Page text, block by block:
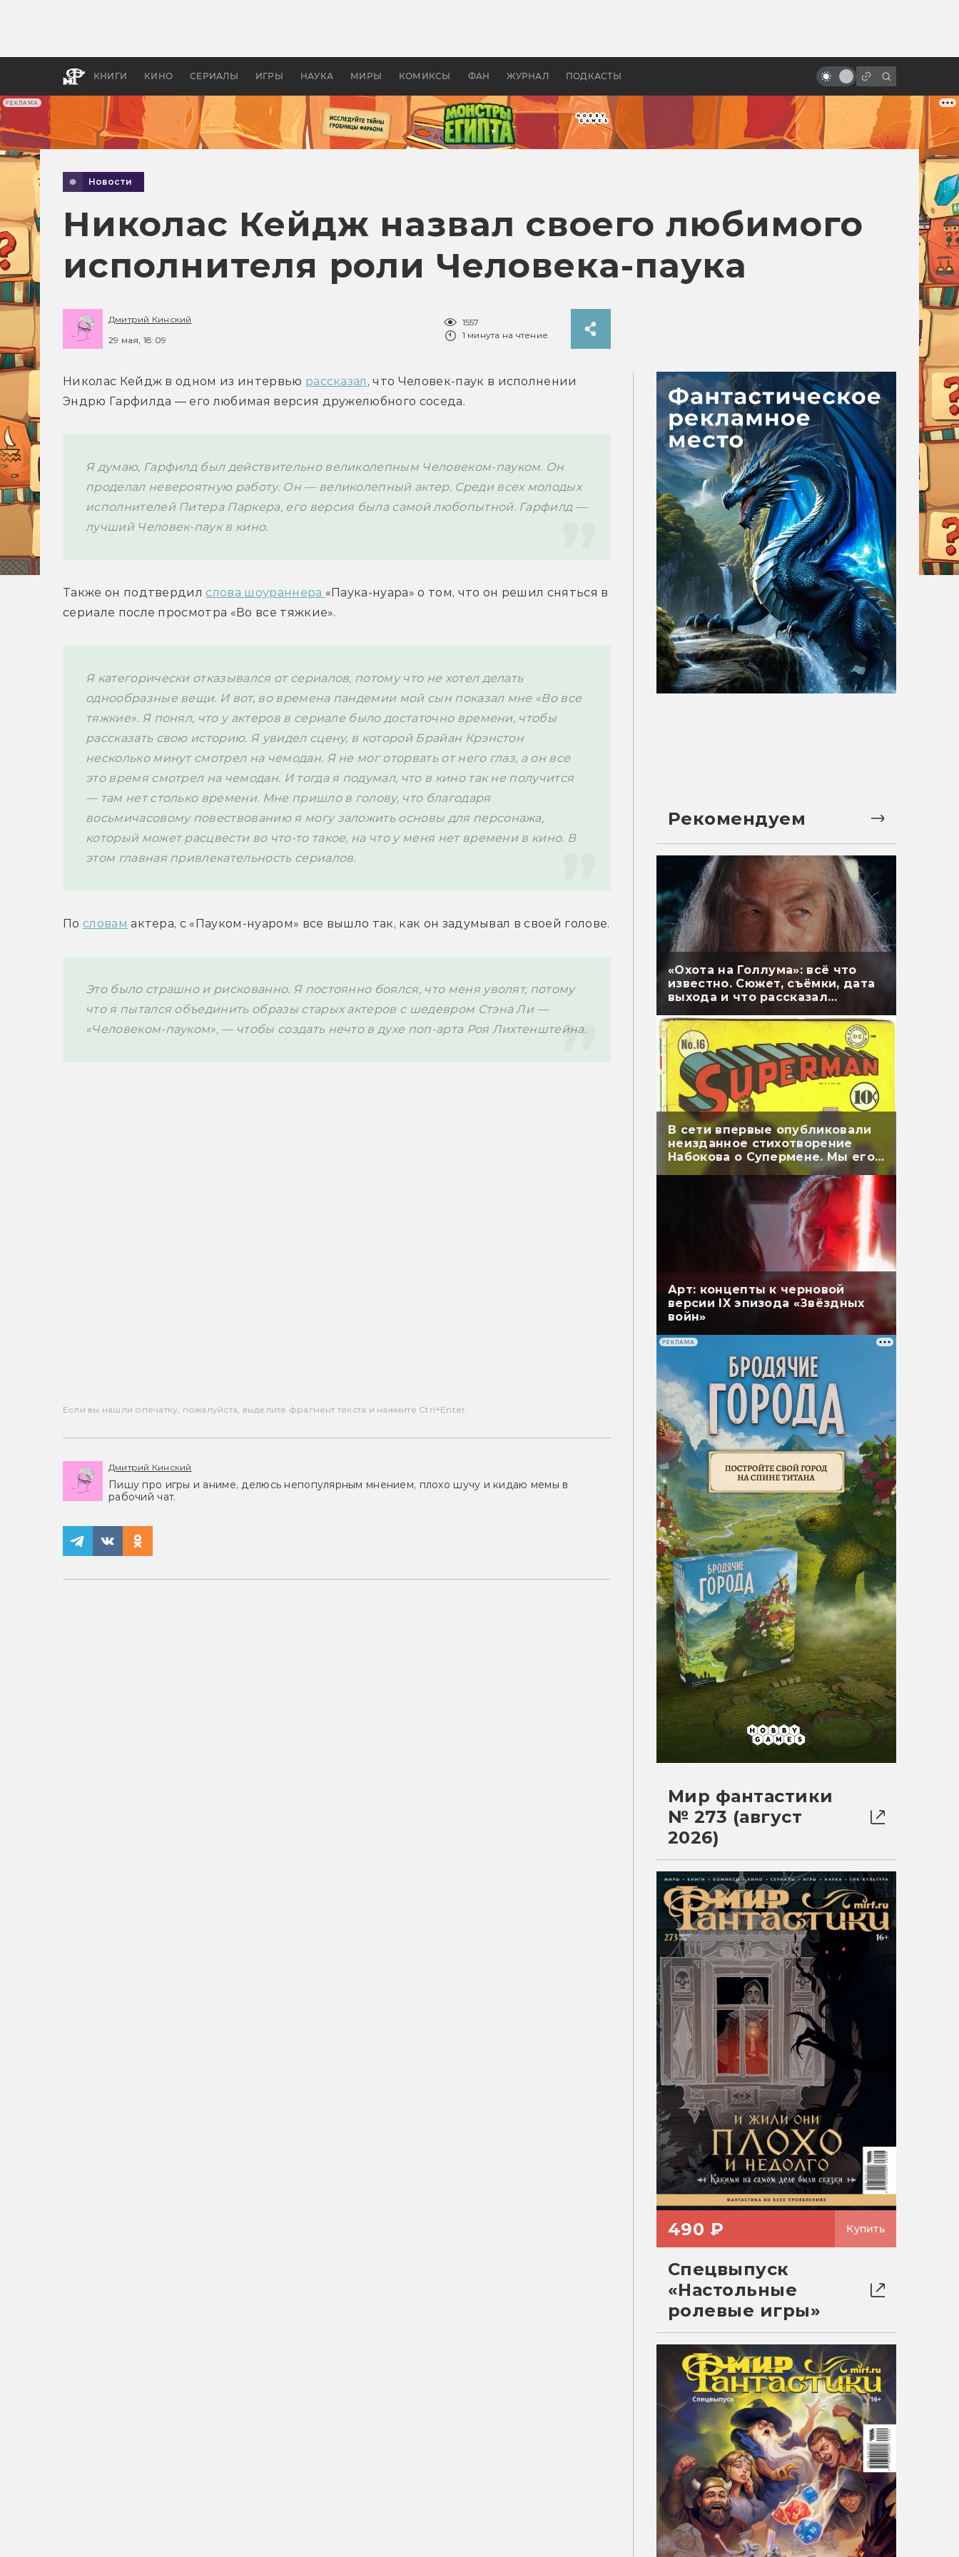
РЕКЛАМА
КНИГИ КИНО СЕРИАЛЫ ИГРЫ НАУКА МИРЫ КОМИКСЫ ФАН ЖУРНАЛ ПОДКАСТЫ
апокалипсис, в России —
бы «Властелина колец»
чем на родине
Новости
Николас Кейдж назвал своего любимого
исполнителя роли Человека-паука
Дмитрий Кинский
29 мая, 18:09
1557
1 минута на чтение
Николас Кейдж в одном из интервью рассказал , что Человек-паук в исполнении
Эндрю Гарфилда — его любимая версия дружелюбного соседа.
Я думаю, Гарфилд был действительно великолепным Человеком-пауком. Он
проделал невероятную работу. Он — великолепный актер. Среди всех молодых
исполнителей Питера Паркера, его версия была самой любопытной. Гарфилд —
лучший Человек-паук в кино.
Также он подтвердил слова шоураннера «Паука-нуара» о том, что он решил сняться в
сериале после просмотра «Во все тяжкие».
Я категорически отказывался от сериалов, потому что не хотел делать
однообразные вещи. И вот, во времена пандемии мой сын показал мне «Во все
тяжкие». Я понял, что у актеров в сериале было достаточно времени, чтобы
рассказать свою историю. Я увидел сцену, в которой Брайан Крэнстон
несколько минут смотрел на чемодан. Я не мог оторвать от него глаз, а он все
это время смотрел на чемодан. И тогда я подумал, что в кино так не получится
— там нет столько времени. Мне пришло в голову, что благодаря
восьмичасовому повествованию я могу заложить основы для персонажа,
который может расцвести во что-то такое, на что у меня нет времени в кино. В
этом главная привлекательность сериалов.
По словам
Это было страшно и рискованно. Я постоянно боялся, что меня уволят, потому
что я пытался объединить образы старых актеров с шедевром Стэна Ли —
«Человеком-пауком», — чтобы создать нечто в духе поп-арта Роя Лихтенштейна.
Если вы нашли опечатку, пожалуйста, выделите фрагмент текста и нажмите Ctrl+Enter.
Дмитрий Кинский
Пишу про игры и аниме, делюсь непопулярным мнением, плохо шучу и кидаю мемы в
рабочий чат.
Рекомендуем
«Охота на Голлума»: всё что
известно. Сюжет, съёмки, дата
выхода и что рассказал
В сети впервые опубликовали
неизданное стихотворение
Набокова о Супермене. Мы его
перевели
Арт: концепты к черновой
версии IX эпизода «Звёздных
войн»
РЕКЛАМА
Мир фантастики
№ 273 (август
2026)
490 ₽ Купить
Спецвыпуск
«Настольные
ролевые игры»